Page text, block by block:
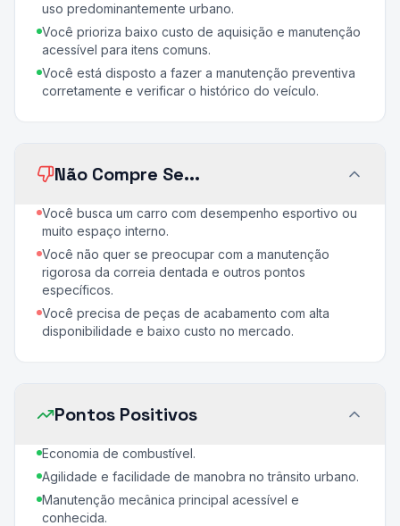
uso predominantemente urbano.
Você prioriza baixo custo de aquisição e manutenção
acessível para itens comuns.
Você está disposto a fazer a manutenção preventiva
corretamente e verificar o histórico do veículo.
Não Compre Se...
Você busca um carro com desempenho esportivo ou
muito espaço interno.
Você não quer se preocupar com a manutenção
rigorosa da correia dentada e outros pontos
específicos.
Você precisa de peças de acabamento com alta
disponibilidade e baixo custo no mercado.
Pontos Positivos
Economia de combustível.
Agilidade e facilidade de manobra no trânsito urbano.
Manutenção mecânica principal acessível e
conhecida.